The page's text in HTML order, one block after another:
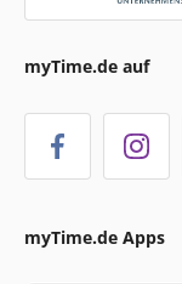
myTime.de auf
myTime.de Apps